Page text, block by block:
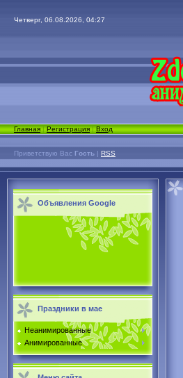
Четверг, 06.08.2026, 04:27
Главная|Регистрация|Вход
Приветствую Вас Гость | RSS
Объявления Google
Праздники в мае
Неанимированные
Анимированные